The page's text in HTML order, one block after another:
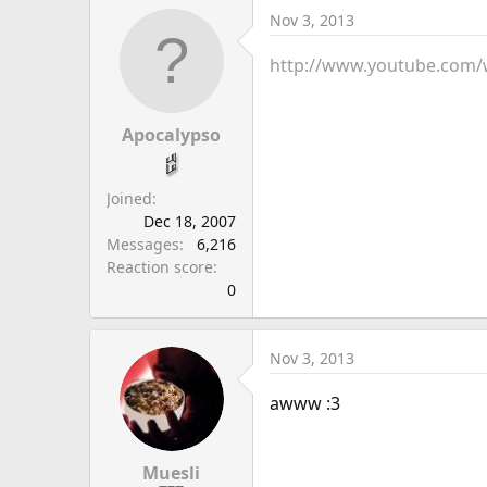
Apocalypso
Joined
Dec 18, 2007
Messages
6,216
Reaction score
0
Nov 3, 2013
http://www.youtube.com/
Muesli
Nov 3, 2013
awww :3